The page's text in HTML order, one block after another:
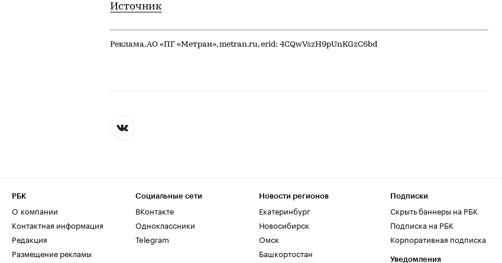
Источник
Реклама. АО «ПГ «Метран», metran.ru, erid: 4CQwVszH9pUnKGzC6bd
РБК
О компании
Контактная информация
Редакция
Размещение рекламы
Социальные сети
ВКонтакте
Одноклассники
Telegram
Новости регионов
Екатеринбург
Новосибирск
Омск
Башкортостан
Подписки
Скрыть баннеры на РБК
Подписка на РБК
Корпоративная подписка
Уведомления